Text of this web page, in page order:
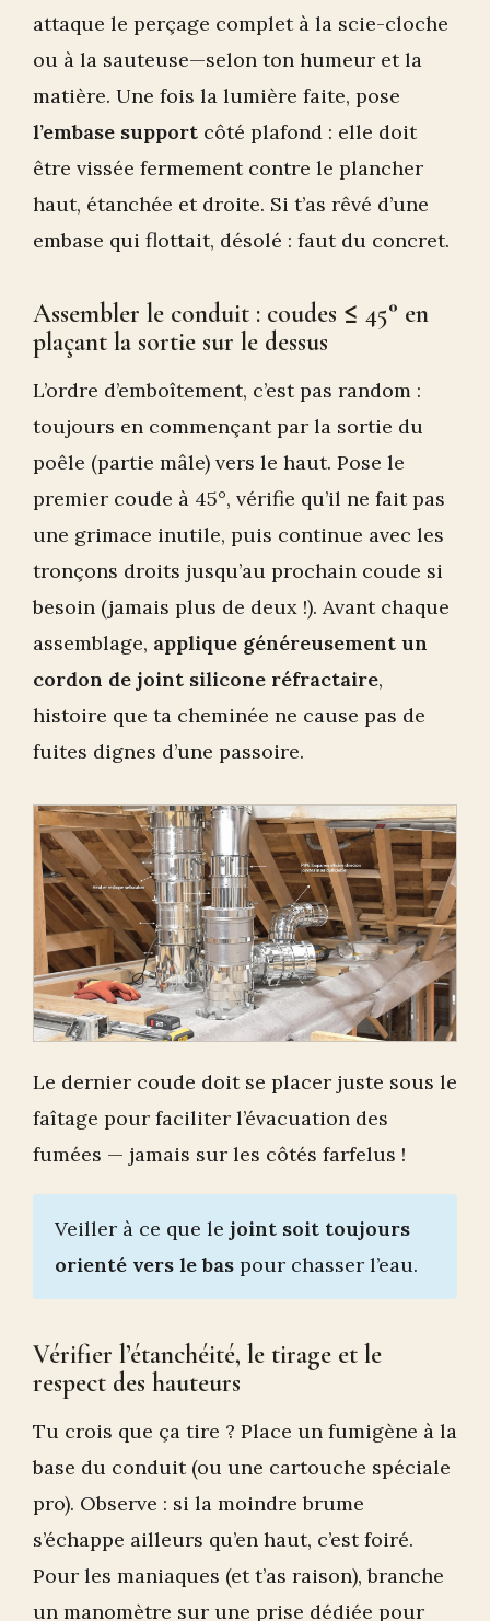
attaque le perçage complet à la scie-cloche
ou à la sauteuse—selon ton humeur et la
matière. Une fois la lumière faite, pose
l’embase support côté plafond : elle doit
être vissée fermement contre le plancher
haut, étanchée et droite. Si t’as rêvé d’une
embase qui flottait, désolé : faut du concret.
Assembler le conduit : coudes ≤ 45° en
plaçant la sortie sur le dessus
L’ordre d’emboîtement, c’est pas random :
toujours en commençant par la sortie du
poêle (partie mâle) vers le haut. Pose le
premier coude à 45°, vérifie qu’il ne fait pas
une grimace inutile, puis continue avec les
tronçons droits jusqu’au prochain coude si
besoin (jamais plus de deux !). Avant chaque
assemblage, applique généreusement un
cordon de joint silicone réfractaire
histoire que ta cheminée ne cause pas de
fuites dignes d’une passoire.
Le dernier coude doit se placer juste sous le
faîtage pour faciliter l’évacuation des
fumées — jamais sur les côtés farfelus !
Veiller à ce que le joint soit toujours
orienté vers le bas pour chasser l’eau.
Vérifier l’étanchéité, le tirage et le
respect des hauteurs
Tu crois que ça tire ? Place un fumigène à la
base du conduit (ou une cartouche spéciale
pro). Observe : si la moindre brume
s’échappe ailleurs qu’en haut, c’est foiré.
Pour les maniaques (et t’as raison), branche
un manomètre sur une prise dédiée pour